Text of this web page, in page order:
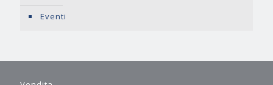
Eventi